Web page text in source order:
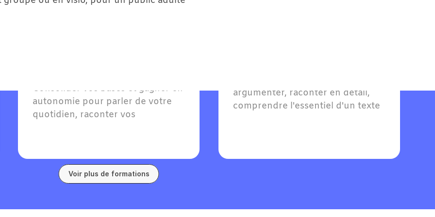
en
Consolider vos bases et gagner en
autonomie pour parler de votre
quotidien, raconter vos
argumenter, raconter en détail,
comprendre l'essentiel d'un texte
Voir plus de formations